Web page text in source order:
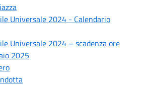
Universale 2024 - Calendario
Universale 2024 – scadenza ore
2025